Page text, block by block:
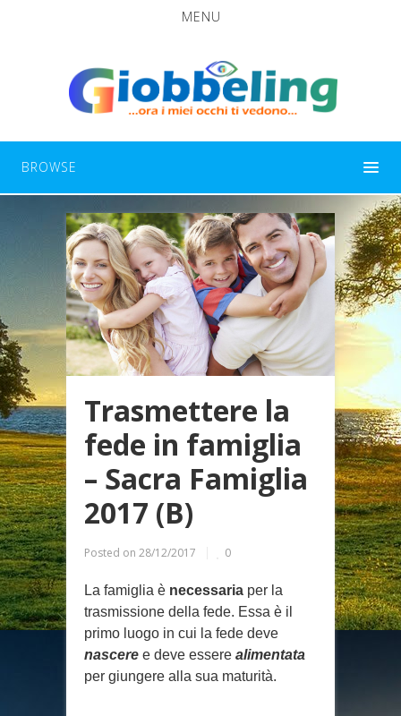
MENU
BROWSE
Trasmettere la
fede in famiglia
– Sacra Famiglia
2017 (B)
Posted on 28/12/2017 0
La famiglia è necessaria per la
trasmissione della fede. Essa è il
primo luogo in cui la fede deve
nascere e deve essere alimentata
per giungere alla sua maturità.